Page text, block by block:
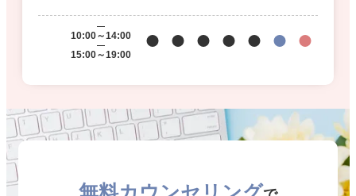
10:00～14:00
15:00～19:00